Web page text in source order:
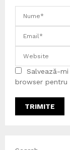
Salvează-
browser pentru